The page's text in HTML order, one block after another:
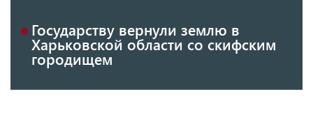
Государству вернули землю в
Харьковской области со скифским
городищем